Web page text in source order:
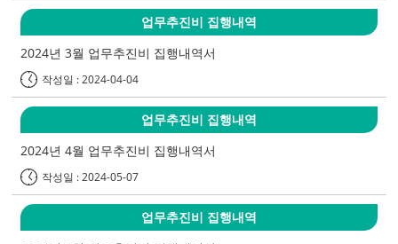
업무추진비 집행내역
2024년 3월 업무추진비 집행내역서
작성일 : 2024-04-04
업무추진비 집행내역
2024년 4월 업무추진비 집행내역서
작성일 : 2024-05-07
업무추진비 집행내역